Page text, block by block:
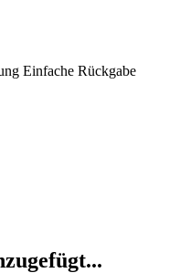
Einfache Rückgabe